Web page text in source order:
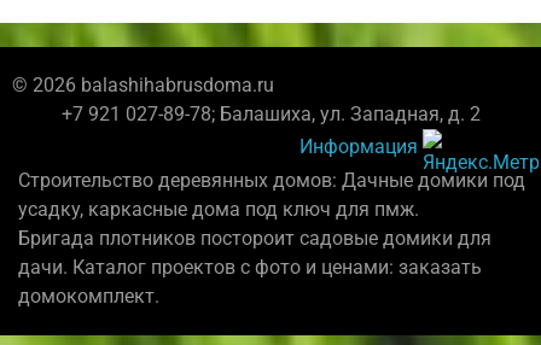
© 2026 balashihabrusdoma.ru
+7 921 027-89-78; Балашиха, ул. Западная, д. 2
Информация
Строительство деревянных домов: Дачные домики под
усадку, каркасные дома под ключ для пмж.
Бригада плотников постороит садовые домики для
дачи. Каталог проектов с фото и ценами: заказать
домокомплект.